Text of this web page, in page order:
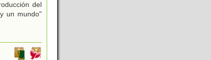
del
un mundo"